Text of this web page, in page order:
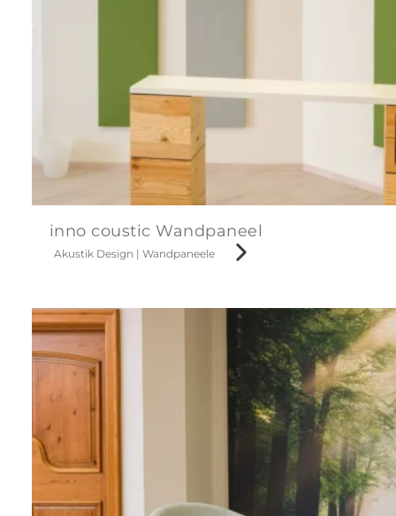
inno coustic Wandpaneel
Akustik Design | Wandpaneele